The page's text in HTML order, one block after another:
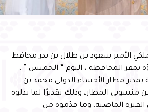
الأمير سعود بن طلال بن بدر محافظ
بمقر المحافظة ، اليوم ” الخميس ” ،
مطار الأحساء الدولي محمد بن
المطار، وذلك تقديرًا لما بذلوه
الماضية، وما قدّموه من